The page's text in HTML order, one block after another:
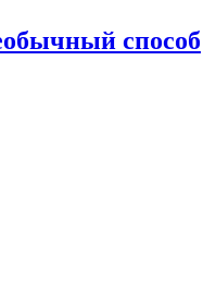
способ